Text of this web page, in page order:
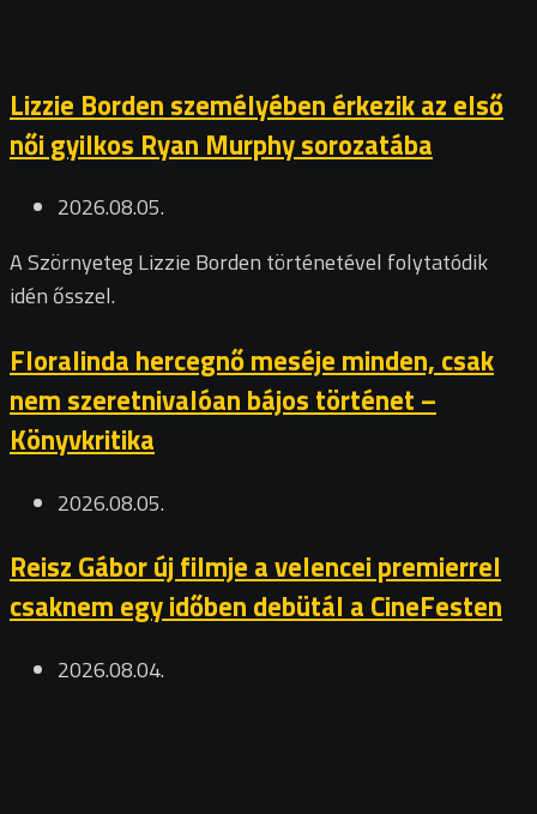
Lizzie Borden személyében érkezik az első
női gyilkos Ryan Murphy sorozatába
2026.08.05.
A Szörnyeteg Lizzie Borden történetével folytatódik
idén ősszel.
Floralinda hercegnő meséje minden, csak
nem szeretnivalóan bájos történet –
Könyvkritika
2026.08.05.
Reisz Gábor új filmje a velencei premierrel
csaknem egy időben debütál a CineFesten
2026.08.04.